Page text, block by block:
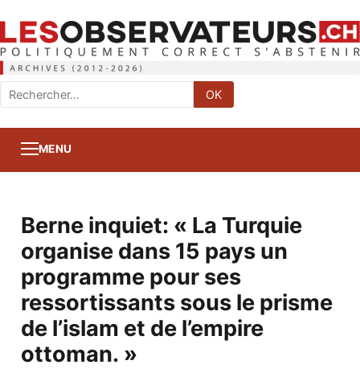
Rechercher
:
OK
MENU
Berne inquiet: « La Turquie
organise dans 15 pays un
programme pour ses
ressortissants sous le prisme
de l’islam et de l’empire
ottoman. »